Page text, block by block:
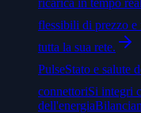
ricarica in tempo
flessibili di prezzo e
tutta la sua rete.
PulseStato e salute
connettoriSi integri
dell'energia